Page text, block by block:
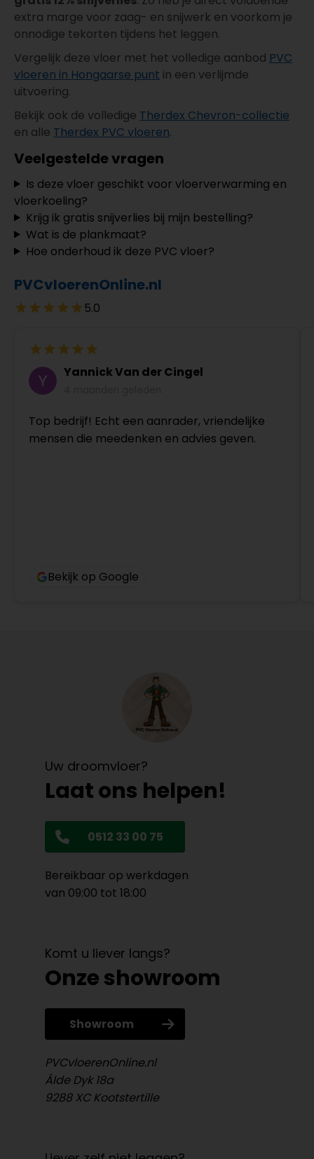
extra marge voor zaag- en snijwerk en voorkom je
onnodige tekorten tijdens het leggen.
Vergelijk deze vloer met het volledige aanbod PVC
vloeren in Hongaarse punt in een verlijmde
uitvoering.
Bekijk ook de volledige Therdex Chevron-collectie
en alle Therdex PVC vloeren.
Veelgestelde vragen
Is deze vloer geschikt voor vloerverwarming en
vloerkoeling?
Krijg ik gratis snijverlies bij mijn bestelling?
Wat is de plankmaat?
Hoe onderhoud ik deze PVC vloer?
PVCvloerenOnline.nl
5.0
Yannick Van der Cingel
Top bedrijf! Echt een aanrader, vriendelijke
mensen die meedenken en advies geven.
Bekijk op Google
Uw droomvloer?
Laat ons helpen!
0512 33 00 75
Bereikbaar op werkdagen
van 09:00 tot 18:00
Komt u liever langs?
Onze showroom
Showroom
PVCvloerenOnline.nl
Âlde Dyk 18a
9288 XC Kootstertille